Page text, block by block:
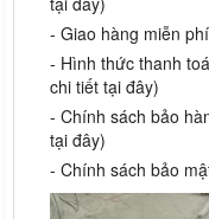
- Giao hàng miễn
- Hình thức thanh
chi tiết tại đây)
- Chính sách bảo
tại đây)
- Chính sách bảo